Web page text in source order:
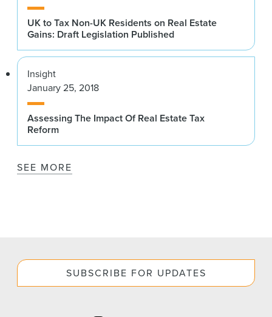
UK to Tax Non-UK Residents on Real Estate
Gains: Draft Legislation Published
Insight
January 25, 2018
Assessing The Impact Of Real Estate Tax
Reform
SEE MORE
SUBSCRIBE FOR UPDATES